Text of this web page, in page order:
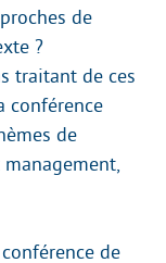
de
?
traitant de ces
conférence
de
de